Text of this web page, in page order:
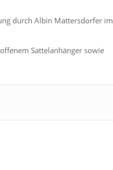
durch Albin Mattersdorfer im
Sattelanhänger sowie